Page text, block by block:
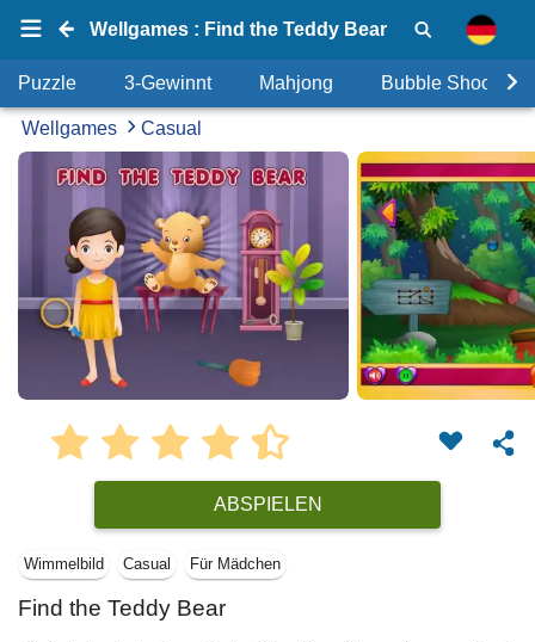
Wellgames : Find the Teddy Bear
Puzzle 3-Gewinnt Mahjong Bubble Shooter
Wellgames Casual
ABSPIELEN
Wimmelbild Casual Für Mädchen
Find the Teddy Bear